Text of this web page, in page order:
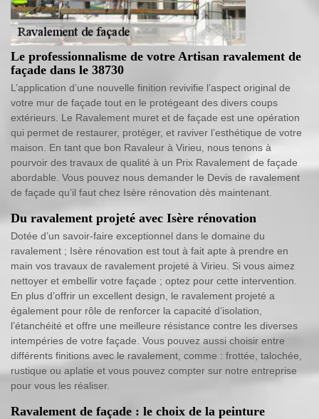
Le professionnalisme de votre Artisan ravalement de
façade dans le 38730
L’application d’une nouvelle finition revivifie l’aspect original de
votre mur de façade tout en le protégeant des divers coups
extérieurs. Le Ravalement muret et de façade est une opération
qui permet de restaurer, protéger, et raviver l’esthétique de votre
maison. En tant que bon Ravaleur à Virieu, nous tenons à
pourvoir des travaux de qualité à un Prix Ravalement de façade
abordable. Vous pouvez nous demander le Devis de ravalement
de façade qu’il faut chez Isère rénovation dès maintenant.
Du ravalement projeté avec Isère rénovation
Dotée d’un savoir-faire exceptionnel dans le domaine du
ravalement ; Isère rénovation est tout à fait apte à prendre en
main vos travaux de ravalement projeté à Virieu. Si vous aimez
nettoyer et embellir votre façade ; optez pour cette intervention.
En plus d’offrir un excellent design, le ravalement projeté a
également pour rôle de renforcer la capacité d’isolation,
l’étanchéité et offre une meilleure résistance contre les diverses
intempéries de votre façade. Vous pouvez aussi choisir entre
différents finitions avec le ravalement, comme : frottée, talochée,
rustique ou aplatie et vous pouvez compter sur notre entreprise
pour vous les réaliser.
Ravalement de façade : le choix de la peinture